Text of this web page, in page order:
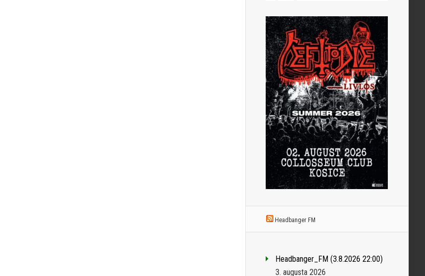
Headbanger FM
Headbanger_FM (3.8.2026 22:00)
3. augusta 2026